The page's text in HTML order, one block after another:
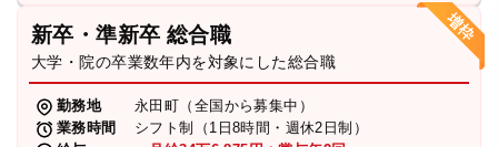
新卒・準新卒 総合職
大学・院の卒業数年内を対象にした総合職
勤務地
永田町（全国から募集中）
業務時間
シフト制（1日8時間・週休2日制）